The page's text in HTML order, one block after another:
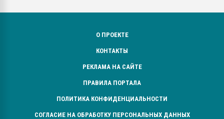
О ПРОЕКТЕ
КОНТАКТЫ
РЕКЛАМА НА САЙТЕ
ПРАВИЛА ПОРТАЛА
ПОЛИТИКА КОНФИДЕНЦИАЛЬНОСТИ
СОГЛАСИЕ НА ОБРАБОТКУ ПЕРСОНАЛЬНЫХ ДАННЫХ